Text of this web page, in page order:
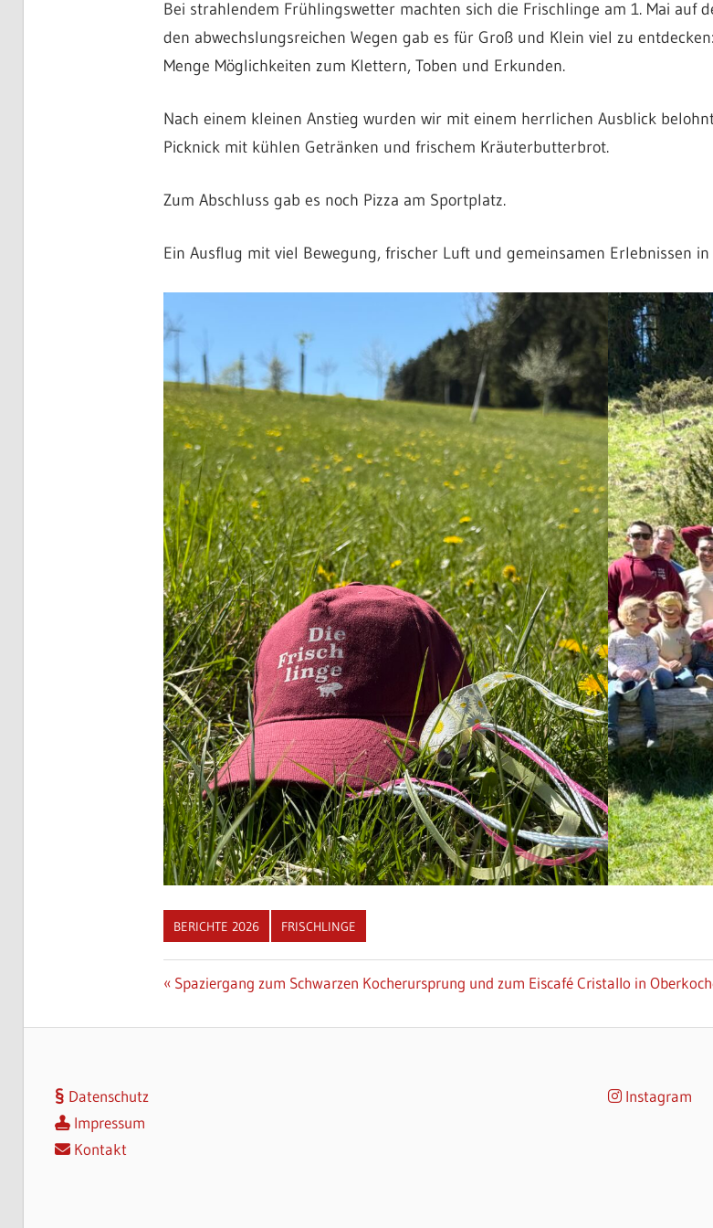
Bei strahlendem Frühlingswetter machten sich die Frischlinge am 1. Mai auf
den abwechslungsreichen Wegen gab es für Groß und Klein viel zu
Menge Möglichkeiten zum Klettern, Toben und Erkunden.
Nach einem kleinen Anstieg wurden wir mit einem herrlichen Ausblick
Picknick mit kühlen Getränken und frischem Kräuterbutterbrot.
Zum Abschluss gab es noch Pizza am Sportplatz.
Ein Ausflug mit viel Bewegung, frischer Luft und gemeinsamen Erlebnissen in
BERICHTE 2026 FRISCHLINGE
Beitragsnavigation
Vorheriger
Spaziergang zum Schwarzen Kocherursprung und zum Eiscafé Cristallo in
Datenschutz
Impressum
Kontakt
Instagram